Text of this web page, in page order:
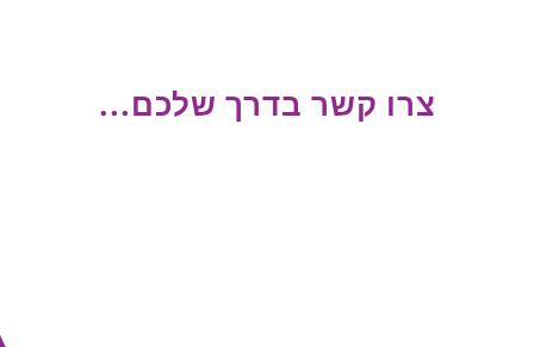
צרו קשר בדרך שלכם...